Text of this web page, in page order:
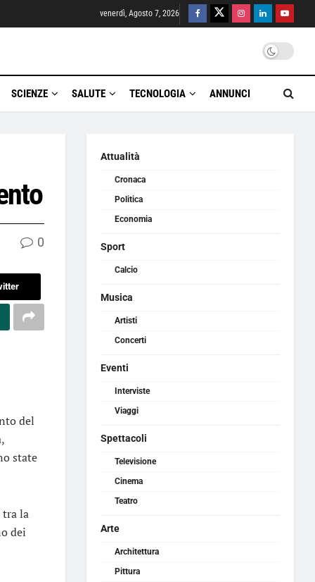
venerdì, Agosto 7, 2026
SCIENZE SALUTE TECNOLOGIA ANNUNCI
0
del
state
tra la
dei
Attualità
Cronaca
Politica
Economia
Sport
Calcio
Musica
Artisti
Concerti
Eventi
Interviste
Viaggi
Spettacoli
Televisione
Cinema
Teatro
Arte
Architettura
Pittura